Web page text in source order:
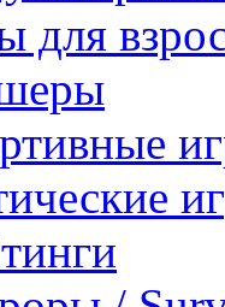
для